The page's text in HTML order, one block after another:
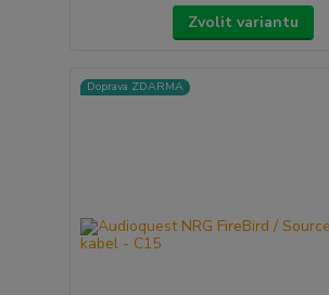
Zvolit variantu
Doprava ZDARMA